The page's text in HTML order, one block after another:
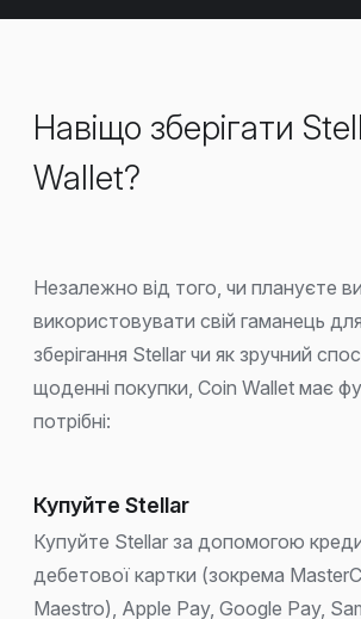
Навіщо зберігати
Wallet?
Незалежно від того, чи плануєте ви
використовувати свій гаманець
зберігання Stellar чи як зручний
щоденні покупки, Coin Wallet має
потрібні:
Купуйте Stellar
Купуйте Stellar за допомогою
дебетової картки (зокрема
Maestro), Apple Pay, Google Pay,